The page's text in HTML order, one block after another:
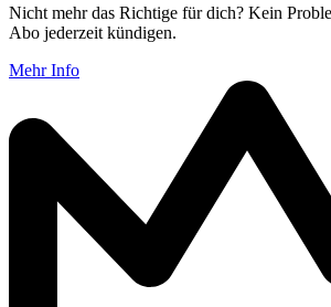
Nicht mehr das Richtige für dich? Kein
Abo jederzeit kündigen.
Mehr Info